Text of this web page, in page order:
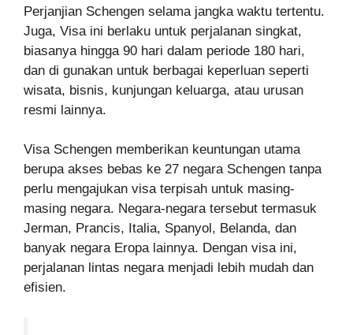
Perjanjian Schengen selama jangka waktu tertentu.
Juga, Visa ini berlaku untuk perjalanan singkat,
biasanya hingga 90 hari dalam periode 180 hari,
dan di gunakan untuk berbagai keperluan seperti
wisata, bisnis, kunjungan keluarga, atau urusan
resmi lainnya.
Visa Schengen memberikan keuntungan utama
berupa akses bebas ke 27 negara Schengen tanpa
perlu mengajukan visa terpisah untuk masing-
masing negara. Negara-negara tersebut termasuk
Jerman, Prancis, Italia, Spanyol, Belanda, dan
banyak negara Eropa lainnya. Dengan visa ini,
perjalanan lintas negara menjadi lebih mudah dan
efisien.